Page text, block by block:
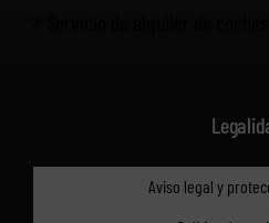
Aviso legal y